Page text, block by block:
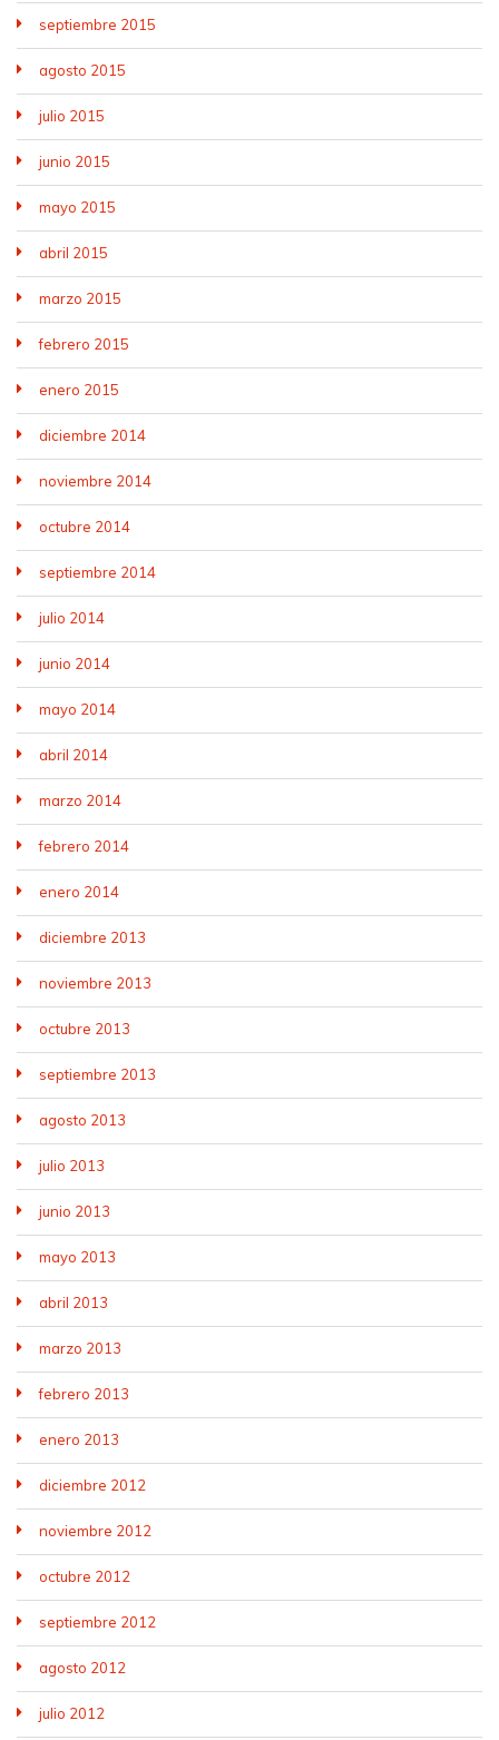
septiembre 2015
agosto 2015
julio 2015
junio 2015
mayo 2015
abril 2015
marzo 2015
febrero 2015
enero 2015
diciembre 2014
noviembre 2014
octubre 2014
septiembre 2014
julio 2014
junio 2014
mayo 2014
abril 2014
marzo 2014
febrero 2014
enero 2014
diciembre 2013
noviembre 2013
octubre 2013
septiembre 2013
agosto 2013
julio 2013
junio 2013
mayo 2013
abril 2013
marzo 2013
febrero 2013
enero 2013
diciembre 2012
noviembre 2012
octubre 2012
septiembre 2012
agosto 2012
julio 2012